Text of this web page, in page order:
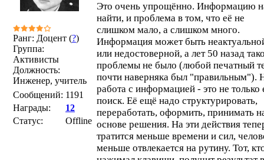
Ранг: Доцент (?)
Группа:
Активисты
Должность:
Инженер, учитель
Сообщений: 1191
Награды:
12
Статус:
Offline
Это очень упрощённо. Информацию
найти, и проблема в том, что её не
слишком мало, а слишком много.
Информация может быть
или недостоверной, а лет 50 назад
проблемы не было (любой печатный
почти наверняка был "правильным").
работа с информацией - это не только
поиск. Её ещё надо структурировать,
переработать, оформить, принимать
основе решения. На эти действия
тратится меньше времени и сил,
меньше отвлекается на рутину. Тот,